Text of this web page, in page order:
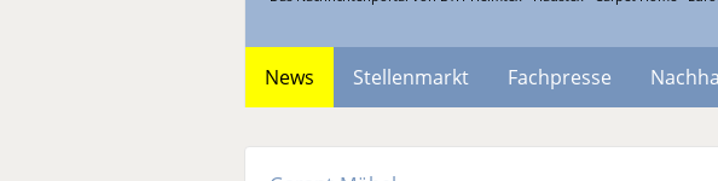
News Stellenmarkt Fachpresse